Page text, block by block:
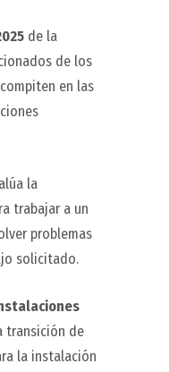
de la
de los
en las
la
trabajar a un
problemas
solicitado.
transición de
la instalación